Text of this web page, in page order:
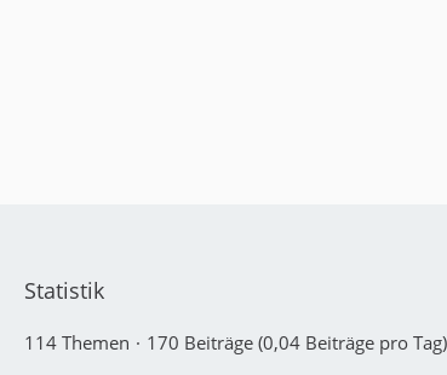
Statistik
114 Themen 170 Beiträge (0,04 Beiträge pro Tag)